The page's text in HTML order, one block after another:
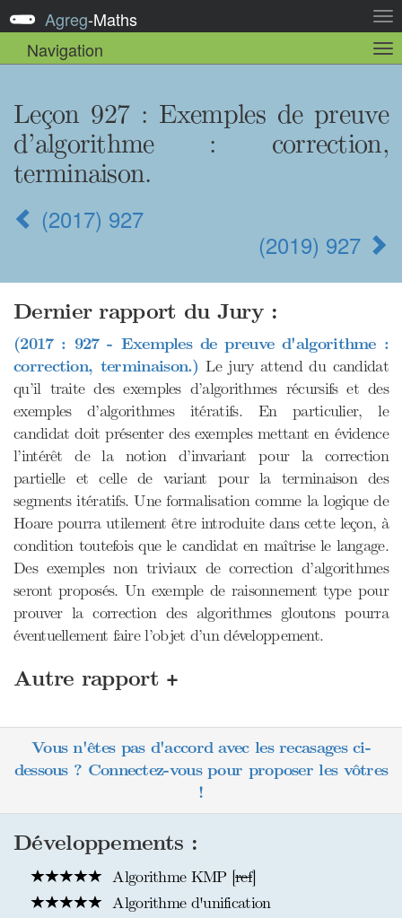
la
Agreg-Maths
Navigation
la
Leçon 927 : Exemples de preuve
d’algorithme : correction,
terminaison.
(2017) 927
(2019) 927
Dernier rapport du Jury :
(2017 : 927 - Exemples de preuve d'algorithme :
correction, terminaison.) Le jury attend du candidat
qu’il traite des exemples d’algorithmes récursifs et des
exemples d’algorithmes itératifs. En particulier, le
candidat doit présenter des exemples mettant en évidence
l’intérêt de la notion d’invariant pour la correction
partielle et celle de variant pour la terminaison des
segments itératifs. Une formalisation comme la logique de
Hoare pourra utilement être introduite dans cette leçon, à
condition toutefois que le candidat en maîtrise le langage.
Des exemples non triviaux de correction d’algorithmes
seront proposés. Un exemple de raisonnement type pour
prouver la correction des algorithmes gloutons pourra
éventuellement faire l’objet d’un développement.
Autre rapport +
Vous n'êtes pas d'accord avec les recasages ci-
dessous ? Connectez-vous pour proposer les vôtres
!
Développements :
Algorithme KMP [ref]
Algorithme d'unification